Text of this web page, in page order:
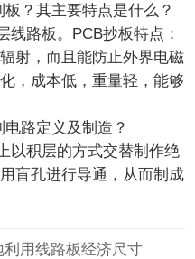
？其主要特点是什么？
路板。PCB抄板特点：
射，而且能防止外界电磁
，成本低，重量轻，能够
路定义及制造？
积层的方式交替制作绝
盲孔进行导通，从而制成
用线路板经济尺寸